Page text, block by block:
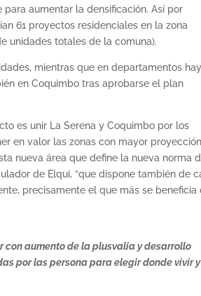
aumentar la densificación. Así por
61 proyectos residenciales en la zona
unidades totales de la comuna).
mientras que en departamentos
en Coquimbo tras aprobarse el plan
es unir La Serena y Coquimbo por los
en valor las zonas con mayor proyección
nueva área que define la nueva norma
de Elqui, “que dispone también de
precisamente el que más se beneficia
con aumento de la plusvalia y desarrollo
por las persona para elegir donde vivir y